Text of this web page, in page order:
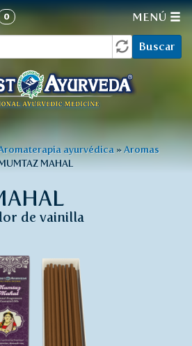
Buscar
0 MENÚ
ayurvédica » Aromas
MAHAL
de vainilla